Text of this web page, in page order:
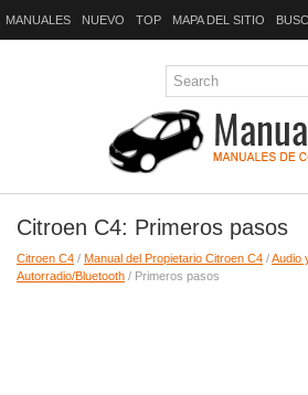
MANUALES NUEVO TOP MAPA DEL SITIO
Citroen C4: Primeros pasos
Citroen C4 / Manual del Propietario Citroen C4 /Audio
Autorradio/Bluetooth / Primeros pasos